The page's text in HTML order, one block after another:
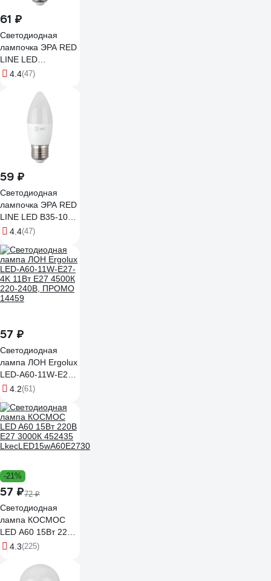
61 ₽
Светодиодная
лампочка ЭРА RED
LINE LED
B358W840E27 R
свеча белый свет
Б0050695
4.4(47)
59 ₽
Светодиодная
лампочка ЭРА RED
LINE LED B35-10W-
840-E27 R 10 Вт
свет Б0050696
4.4(47)
57 ₽
Светодиодная
лампа ЛОН Ergolux
LED-A60-11W-E27-
4K 11Вт Е27 4500К
14459
4.2(61)
-21%
57 ₽72 ₽
Светодиодная
лампа КОСМОС
LED A60 15Вт 220В
E27 3000К 452435
4.3(225)